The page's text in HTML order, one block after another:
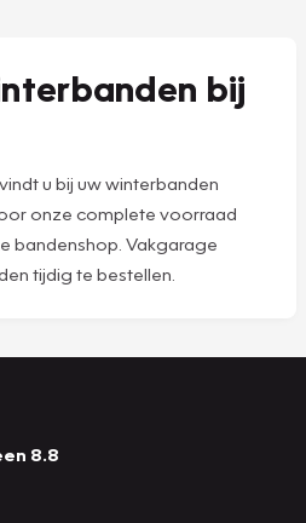
bij
u bij uw winterbanden
onze complete voorraad
bandenshop. Vakgarage
tijdig te bestellen.
8.8